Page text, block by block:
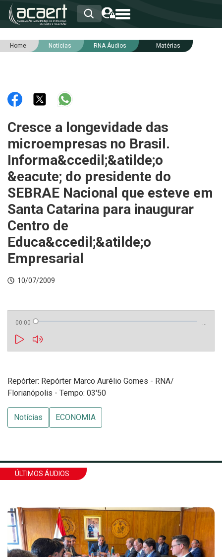
HOME
RNA
NOTÍCIAS
INTEGRIDADE
Home Notícias RNA Áudios Matérias
Cresce a longevidade das
microempresas no Brasil.
Informa&ccedil;&atilde;o
&eacute; do presidente do
SEBRAE Nacional que esteve em
Santa Catarina para inaugurar
Centro de
Educa&ccedil;&atilde;o
Empresarial
10/07/2009
00:00 …
Repórter: Repórter Marco Aurélio Gomes - RNA/
Florianópolis - Tempo: 03'50
Notícias ECONOMIA
ÚLTIMOS ÁUDIOS